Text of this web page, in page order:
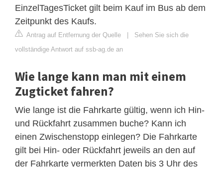
EinzelTagesTicket gilt beim Kauf im Bus ab dem
Zeitpunkt des Kaufs.
Antrag auf Entfernung der Quelle | Sehen Sie sich die
vollständige Antwort auf ssb-ag.de an
Wie lange kann man mit einem
Zugticket fahren?
Wie lange ist die Fahrkarte gültig, wenn ich Hin-
und Rückfahrt zusammen buche? Kann ich
einen Zwischenstopp einlegen? Die Fahrkarte
gilt bei Hin- oder Rückfahrt jeweils an den auf
der Fahrkarte vermerkten Daten bis 3 Uhr des